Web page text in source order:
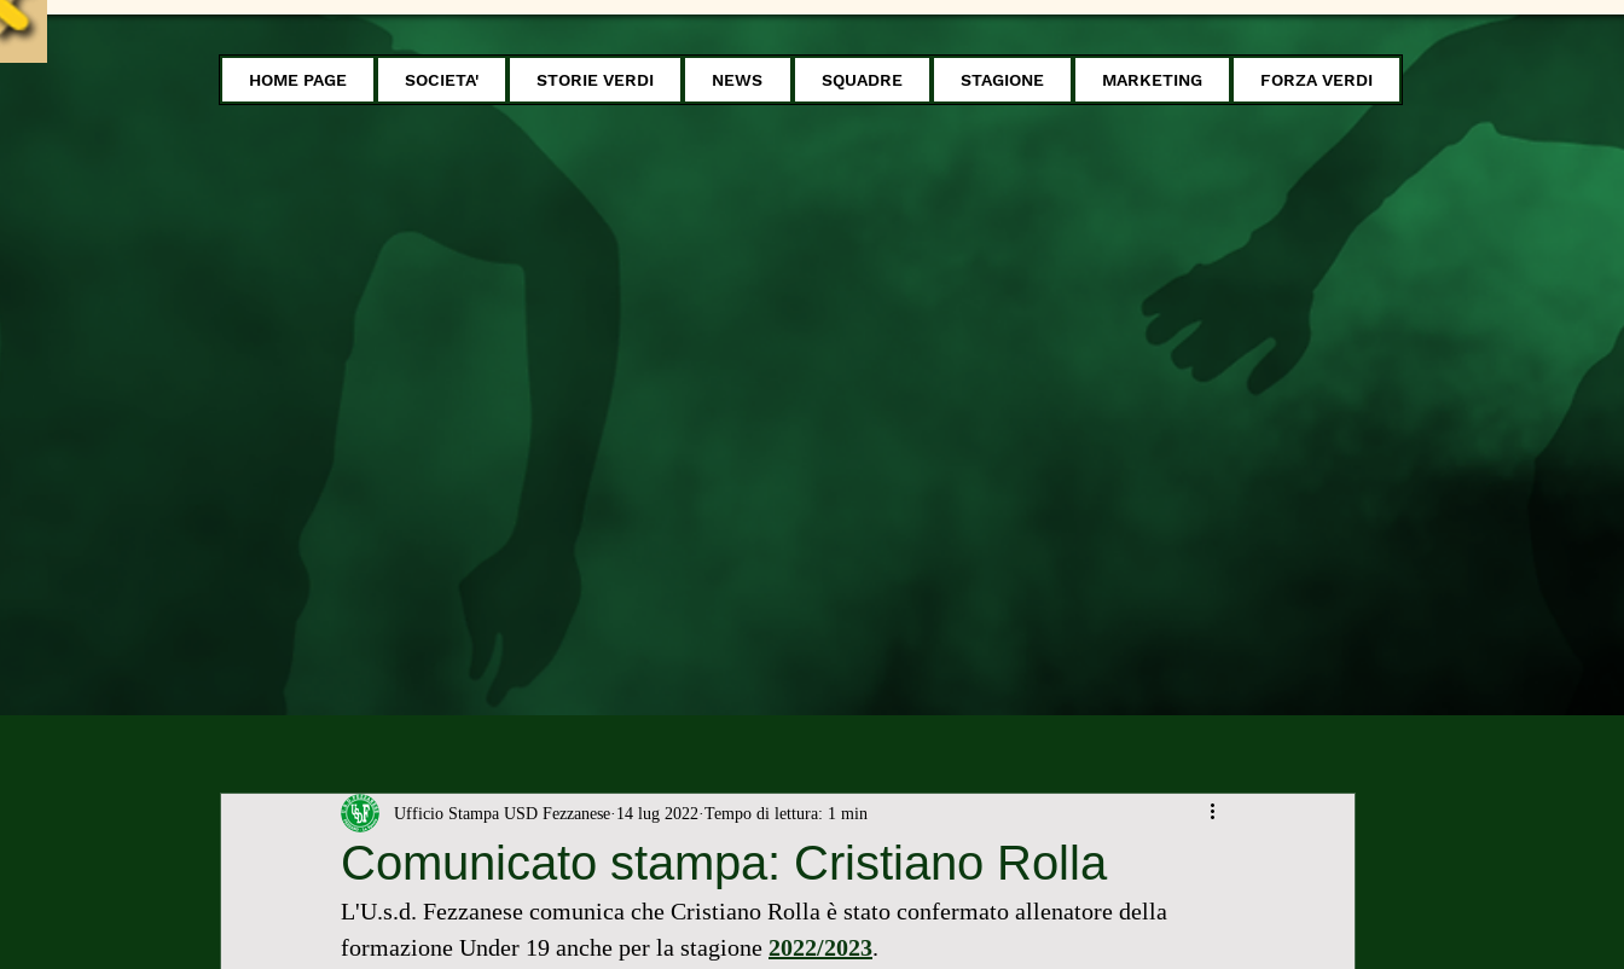
HOME PAGE SOCIETA' STORIE VERDI NEWS SQUADRE STAGIONE MARKETING FORZA VERDI
Comunicato stampa: Cristiano Rolla
Ufficio Stampa USD Fezzanese 14 lug 2022 Tempo di lettura: 1 min
L'U.s.d. Fezzanese comunica che Cristiano Rolla è stato confermato allenatore della
formazione Under 19 anche per la stagione 2022/2023.